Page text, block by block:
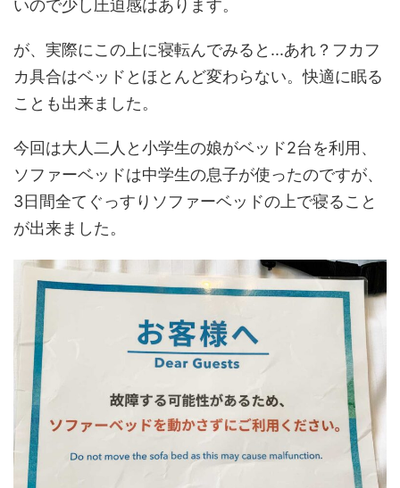
いので少し圧迫感はあります。
が、実際にこの上に寝転んでみると...あれ？フカフ
カ具合はベッドとほとんど変わらない。快適に眠る
ことも出来ました。
今回は大人二人と小学生の娘がベッド2台を利用、
ソファーベッドは中学生の息子が使ったのですが、
3日間全てぐっすりソファーベッドの上で寝ること
が出来ました。